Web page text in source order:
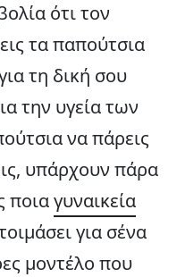
ότι τον
τα παπούτσια
τη δική σου
την υγεία των
να πάρεις
υπάρχουν πάρα
ποιαγυναικεία
για σένα
μοντέλο που